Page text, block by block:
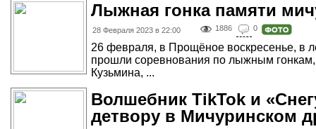
Лыжная гонка памяти
28 Февраля 2023 в 22:00 1886 0
26 февраля, в Прощёное воскресенье, в
прошли соревнования по лыжным
Кузьмина, ...
Волшебник TikTok и
детвору в Мичуринском